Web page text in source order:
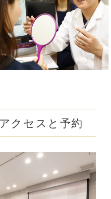
善
#顎下のたるみ解消
#尖った鼻先に
解消
クセスと予約